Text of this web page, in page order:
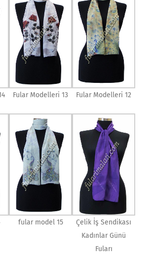
Fular Modelleri 13 Fular Modelleri 12
fular model 15
Çelik İş Sendikası
Kadınlar Günü
Fuları